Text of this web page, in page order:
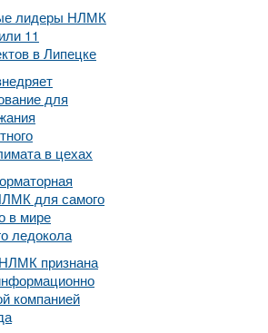
лидеры НЛМК
11
в Липецке
для
в цехах
для самого
в мире
ледокола
признана
компанией